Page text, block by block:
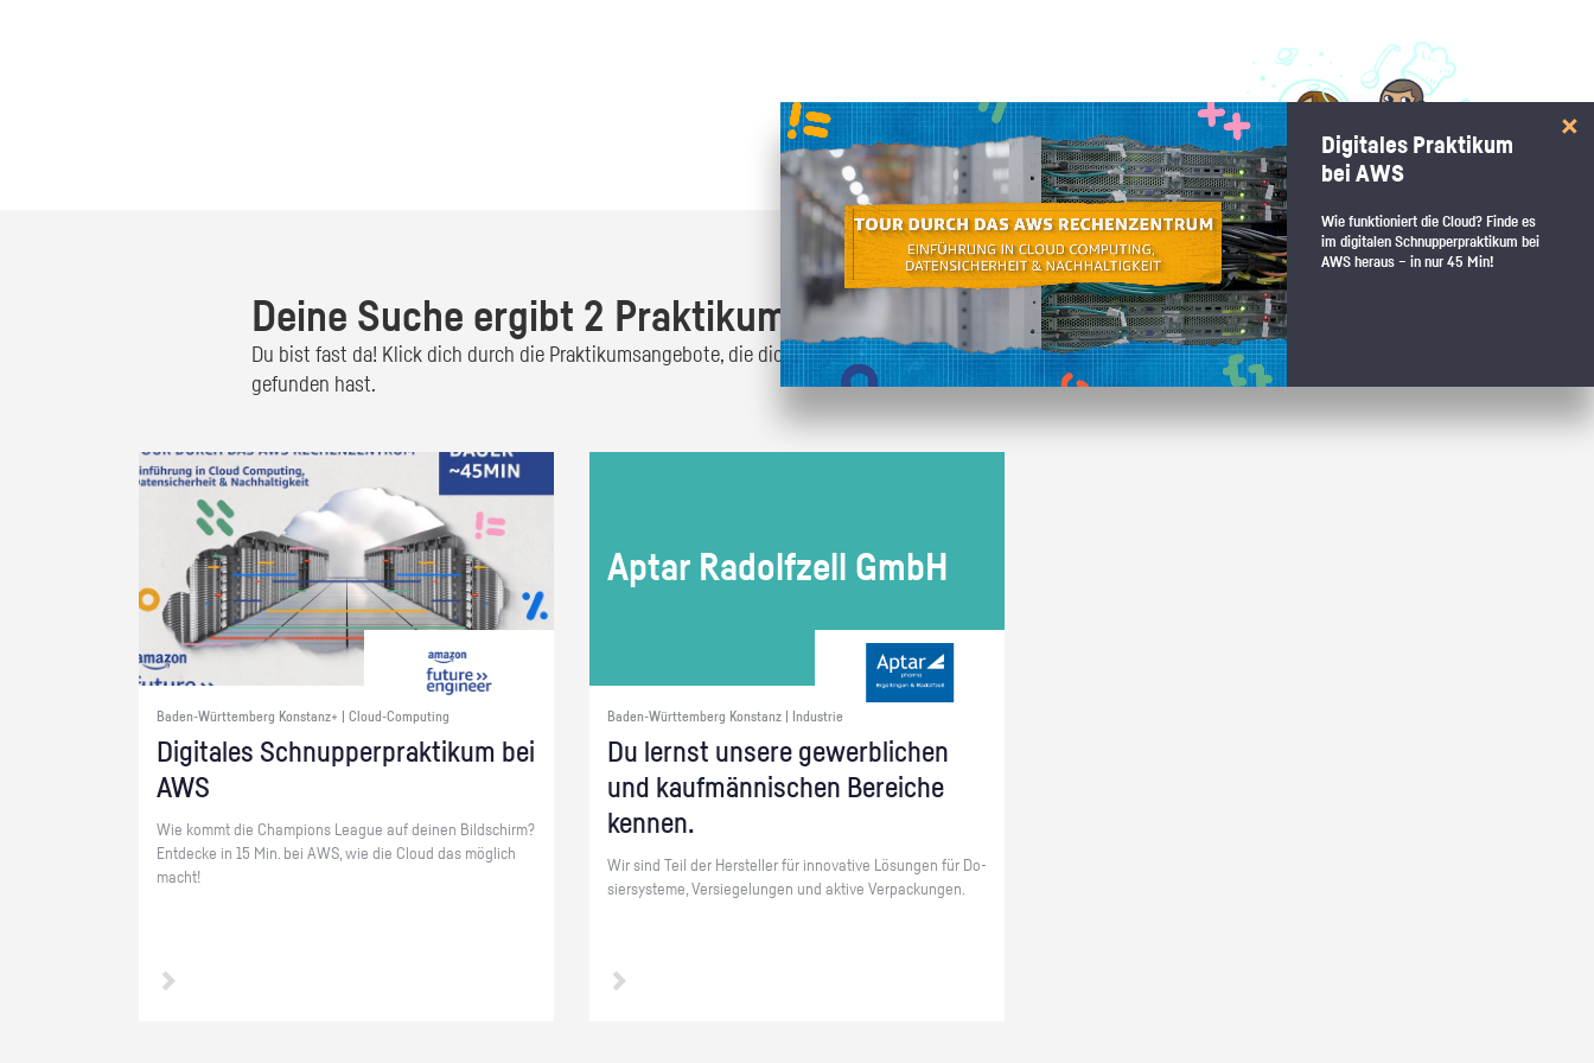
Oder finde heraus was dich interessiert:
zum Stärkentest.
Deine Suche ergibt 2 Praktikumsangebote!
Du bist fast da! Klick dich durch die Praktikumsangebote, die dich interessieren und bewirb dich wenn du den passenden Platz
gefunden hast.
Baden-Württemberg Konstanz+ | Cloud-Computing
Di­gi­ta­les Schnup­per­prak­ti­kum bei
AWS
Wie kommt die Cham­pi­ons Le­ague auf dei­nen Bild­schirm?
Ent­de­cke in 15 Min. bei AWS, wie die Cloud das mög­lich
macht!
Aptar Ra­dolf­zell GmbH
Baden-Württemberg Konstanz | Industrie
Du lernst un­se­re ge­werb­li­chen
und kauf­män­ni­schen Be­rei­che
ken­nen.
Wir sind Teil der Her­stel­ler für in­no­va­ti­ve Lö­sun­gen für Do­
sier­sys­te­me, Ver­sie­ge­lun­gen und ak­ti­ve Ver­pa­ckun­gen.
Digitales Praktikum
bei AWS
Wie funktioniert die Cloud? Finde es
im digitalen Schnupperpraktikum bei
AWS heraus – in nur 45 Min!